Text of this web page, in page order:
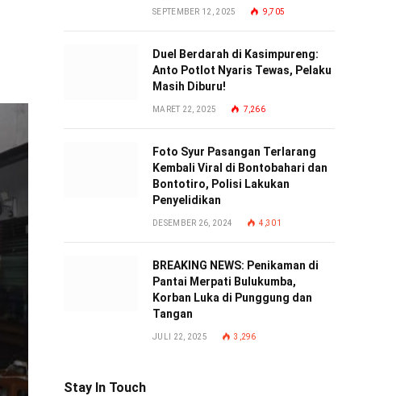
SEPTEMBER 12, 2025 9,705
Duel Berdarah di Kasimpureng:
Anto Potlot Nyaris Tewas, Pelaku
Masih Diburu!
MARET 22, 2025 7,266
Foto Syur Pasangan Terlarang
Kembali Viral di Bontobahari dan
Bontotiro, Polisi Lakukan
Penyelidikan
DESEMBER 26, 2024 4,301
BREAKING NEWS: Penikaman di
Pantai Merpati Bulukumba,
Korban Luka di Punggung dan
Tangan
JULI 22, 2025 3,296
Stay In Touch